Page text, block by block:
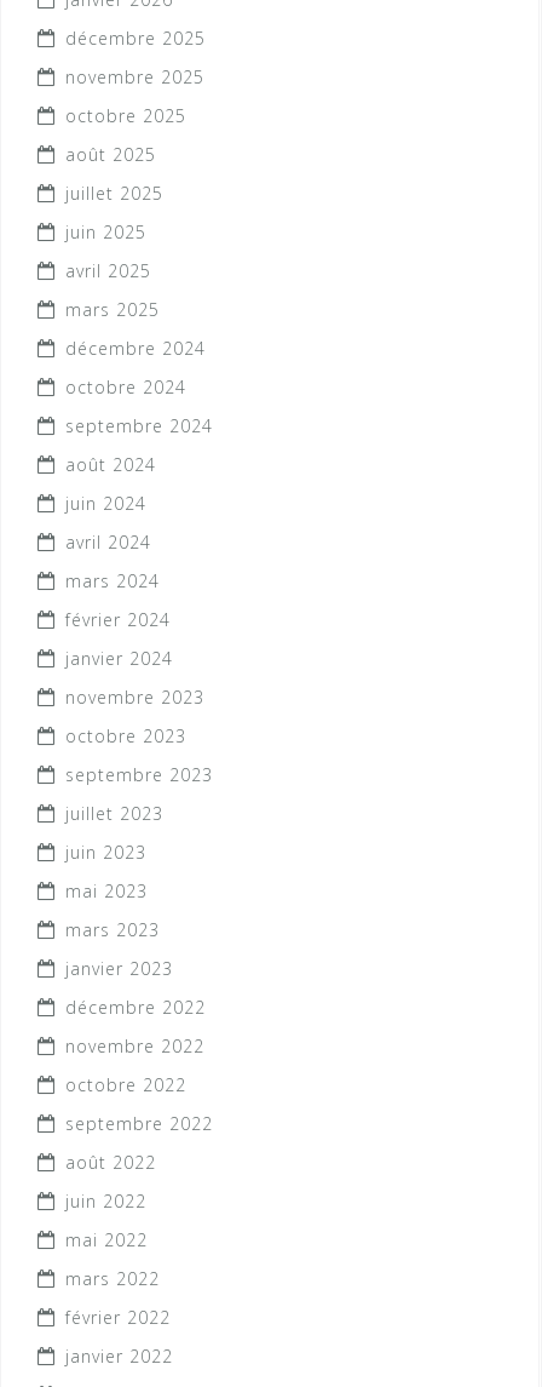
décembre 2025
novembre 2025
octobre 2025
août 2025
juillet 2025
juin 2025
avril 2025
mars 2025
décembre 2024
octobre 2024
septembre 2024
août 2024
juin 2024
avril 2024
mars 2024
février 2024
janvier 2024
novembre 2023
octobre 2023
septembre 2023
juillet 2023
juin 2023
mai 2023
mars 2023
janvier 2023
décembre 2022
novembre 2022
octobre 2022
septembre 2022
août 2022
juin 2022
mai 2022
mars 2022
février 2022
janvier 2022